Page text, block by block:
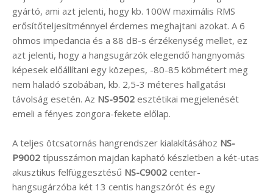
gyártó, ami azt jelenti, hogy kb. 100W maximális RMS
erősítőteljesítménnyel érdemes meghajtani azokat. A 6
ohmos impedancia és a 88 dB-s érzékenység mellet, ez
azt jelenti, hogy a hangsugárzók elegendő hangnyomás
képesek előállítani egy közepes, -80-85 köbmétert meg
nem haladó szobában, kb. 2,5-3 méteres hallgatási
távolság esetén. Az NS-9502 esztétikai megjelenését
emeli a fényes zongora-fekete előlap.
A teljes ötcsatornás hangrendszer kialakításához NS-
P9002 típusszámon majdan kapható készletben a két-utas
akusztikus felfüggesztésű NS-C9002 center-
hangsugárzóba két 13 centis hangszórót és egy